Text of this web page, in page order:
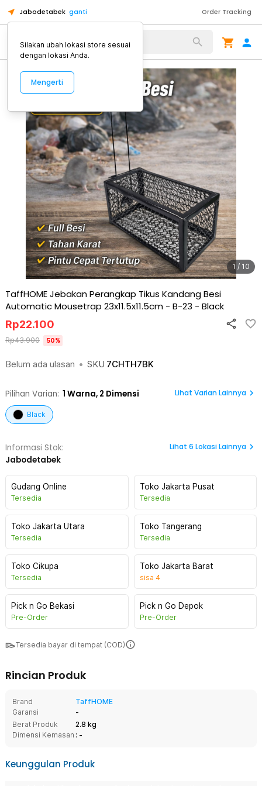
Jabodetabek ganti Order Tracking
Alat Kopi
1 / 10
TaffHOME Jebakan Perangkap Tikus Kandang Besi
Automatic Mousetrap 23x11.5x11.5cm - B-23 - Black
Belum ada ulasan • SKU 7CHTH7BK
Rp22.100
Rp43.900 50%
Pilihan Varian: 1 Warna, 2 Dimensi Lihat Varian Lainnya
Black
Informasi Stok:
Jabodetabek
Lihat 6 Lokasi Lainnya
Gudang Online
Tersedia
Toko Jakarta Pusat
Tersedia
Toko Jakarta Utara
Tersedia
Toko Tangerang
Tersedia
Toko Cikupa
Tersedia
Toko Jakarta Barat
sisa 4
Pick n Go Bekasi
Pre-Order
Pick n Go Depok
Pre-Order
Tersedia bayar di tempat (COD)
Rincian Produk
Brand
TaffHOME
Garansi
-
Berat Produk
2.8 kg
Dimensi Kemasan : -
Keunggulan Produk
Silakan ubah lokasi store sesuai
dengan lokasi Anda.
Mengerti